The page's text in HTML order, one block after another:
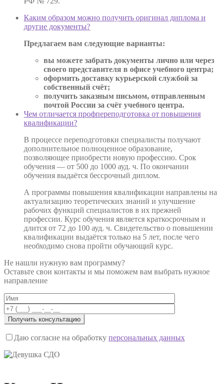
Каким образом можно получить оригинал диплома и
другие документы?
Предлагаем вам следующие варианты:
вы можете забрать документы лично или через
своего представителя в офисе учебного центра;
оформить доставку курьерской службой за
собственный счёт;
получить заказным письмом, отправленным
почтой России за счёт учебного центра.
Чем отличается профпереподготовка от повышения
квалификации?
В процессе переподготовки специалисты получают
дополнительное полноценное образование,
позволяющее приобрести новую профессию. Срок
обучения — от 500 до 1000 ауд. ч. По окончании
обучения выдаётся бессрочный диплом.
А программы повышения квалификации направлены на
актуализацию теоретических знаний и улучшение
рабочих функций специалистов в их прежней
профессии. Курс обучения является краткосрочным и
длится от 72 до 100 ауд. ч. Свидетельство о повышении
квалификации выдаётся только на 5 лет, после чего
необходимо снова пройти обучающий курс.
Не нашли нужную вам программу?
Оставьте свои контакты и мы поможем вам выбрать нужное
направление
Даю согласие на обработку персональных данных